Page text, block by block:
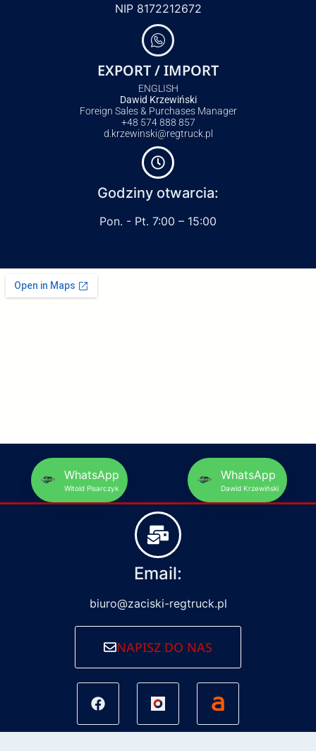
NIP 8172212672
EXPORT / IMPORT
ENGLISH
Dawid Krzewiński
Foreign Sales & Purchases Manager
+48 574 888 857
d.krzewinski@regtruck.pl
Godziny otwarcia:
Pon. - Pt. 7:00 – 15:00
WhatsApp
Witold Pisarczyk
WhatsApp
Dawid Krzewiński
Email:
biuro@zaciski-regtruck.pl
NAPISZ DO NAS